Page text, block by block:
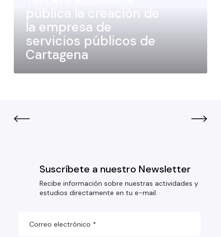
pública la creación de
la empresa de
servicios públicos de
Cartagena
Suscríbete a nuestro Newsletter
Recibe información sobre nuestras actividades y
estudios directamente en tu e-mail.